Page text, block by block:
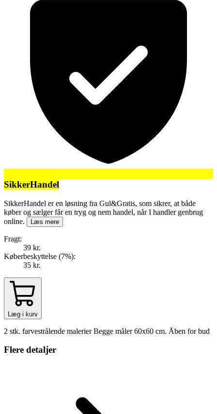
SikkerHandel
SikkerHandel er en løsning fra Gul&Gratis, som sikrer, at både
køber og sælger får en tryg og nem handel, når I handler genbrug
online.
Læs mere
Fragt:
39 kr.
Køberbeskyttelse (7%):
35 kr.
Læg i kurv
2 stk. farvestrålende malerier Begge måler 60x60 cm. Åben for bud
Flere detaljer